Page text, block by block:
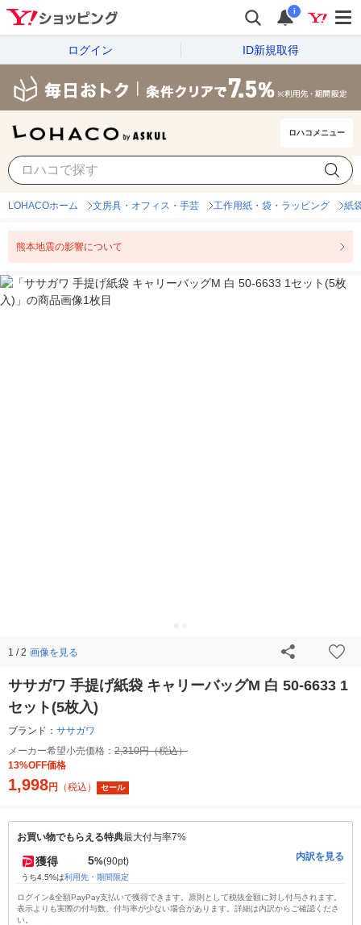
i
ログイン ID新規取得
ロハコメニュー
LOHACOホーム 文房具・オフィス・手芸 工作用紙・袋・ラッピング 紙
熊本地震の影響について
1 / 2 画像を見る
ササガワ 手提げ紙袋 キャリーバッグM 白 50-6633 1
セット(5枚入)
ブランド： ササガワ
メーカー希望小売価格： 2,310円（税込）
13%OFF価格
1,998円 （税込） セール
お買い物でもらえる特典最大付与率7%
獲得 5%(90pt)
うち4.5%は利用先・期間限定
内訳を見る
ログイン&全額PayPay支払いで獲得できます。原則として税抜金額に対し付与されます。
表示よりも実際の付与数、付与率が少ない場合があります。詳細は内訳からご確認くださ
い。